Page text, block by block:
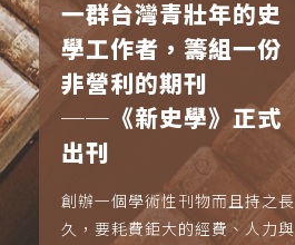
一群台灣青壯年的史
學工作者，籌組一份
非營利的期刊
──《新史學》正式
出刊
創辦一個學術性刊物而且持之長
久，要耗費鉅大的經費、人力與